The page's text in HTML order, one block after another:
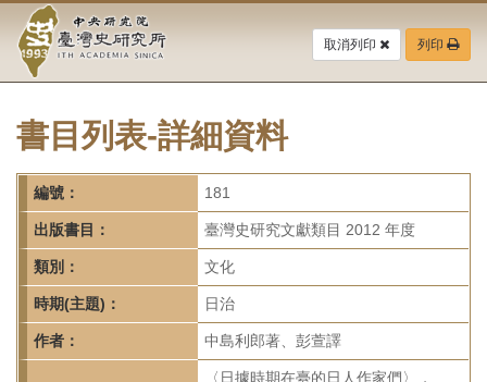
要
中
央
研
究
院-
臺
灣
史
研
取消列印 列印
書目列表-詳細資料
編號： 181
出版書目： 臺灣史研究文獻類目 2012 年度
類別： 文化
時期(主題)： 日治
作者： 中島利郎著、彭萱譯
〈日據時期在臺的日人作家們〉，